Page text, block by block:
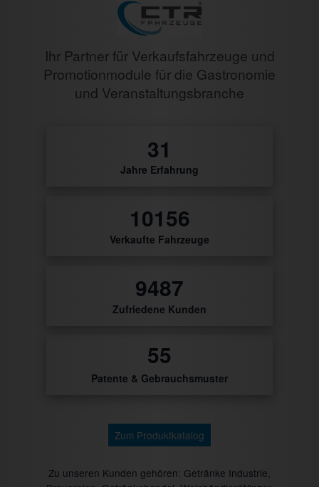
Ihr Partner für Verkaufsfahrzeuge und
Promotionmodule für die Gastronomie
und Veranstaltungsbranche
32
Jahre Erfahrung
10471
Verkaufte Fahrzeuge
9781
Zufriedene Kunden
56
Patente & Gebrauchsmuster
Zum Produktkatalog
Zu unseren Kunden gehören: Getränke Industrie,